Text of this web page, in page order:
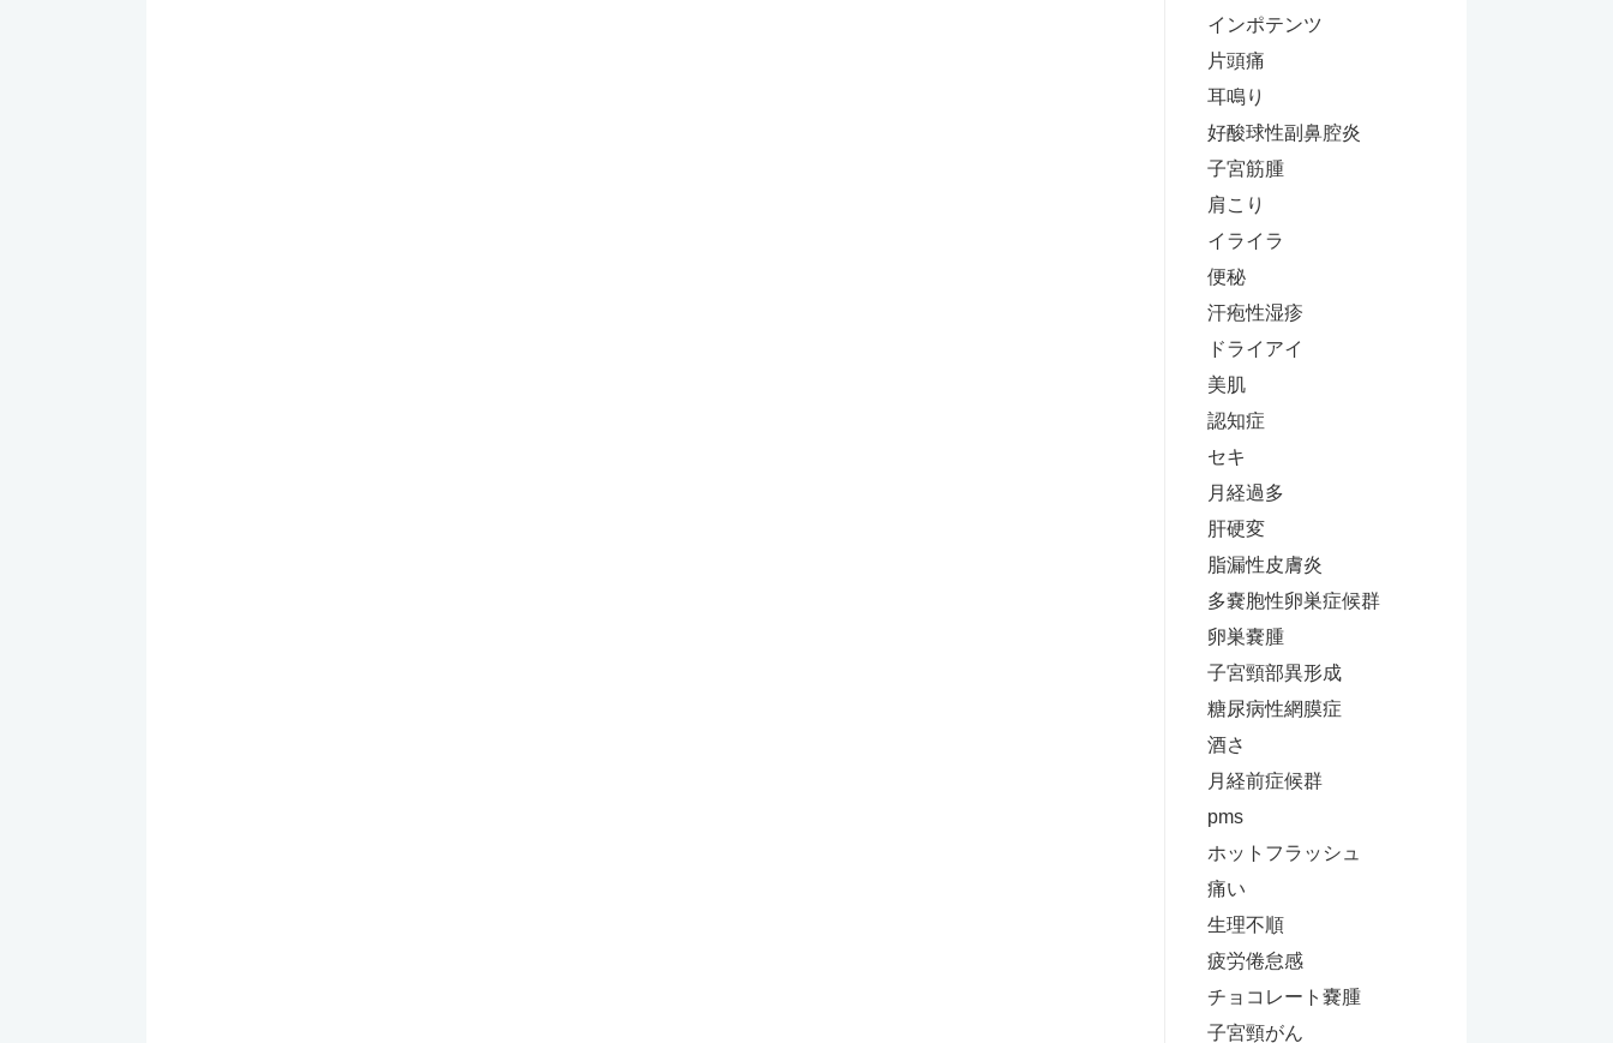
インポテンツ
片頭痛
耳鳴り
好酸球性副鼻腔炎
子宮筋腫
肩こり
イライラ
便秘
汗疱性湿疹
ドライアイ
美肌
認知症
セキ
月経過多
肝硬変
脂漏性皮膚炎
多嚢胞性卵巣症候群
卵巣嚢腫
子宮頸部異形成
糖尿病性網膜症
酒さ
月経前症候群
pms
ホットフラッシュ
痛い
生理不順
疲労倦怠感
チョコレート嚢腫
子宮頸がん